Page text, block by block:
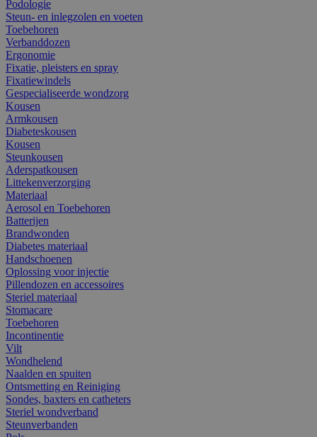
Podologie
Steun- en inlegzolen en voeten
Toebehoren
Verbanddozen
Ergonomie
Fixatie, pleisters en spray
Fixatiewindels
Gespecialiseerde wondzorg
Kousen
Armkousen
Diabeteskousen
Kousen
Steunkousen
Aderspatkousen
Littekenverzorging
Materiaal
Aerosol en Toebehoren
Batterijen
Brandwonden
Diabetes materiaal
Handschoenen
Oplossing voor injectie
Pillendozen en accessoires
Steriel materiaal
Stomacare
Toebehoren
Incontinentie
Vilt
Wondhelend
Naalden en spuiten
Ontsmetting en Reiniging
Sondes, baxters en catheters
Steriel wondverband
Steunverbanden